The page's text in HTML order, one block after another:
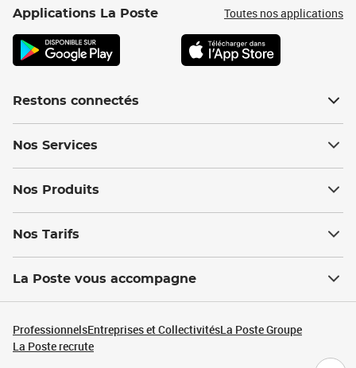
Applications La Poste Toutes nos applications
Restons connectés
Nos Services
Nos Produits
Nos Tarifs
La Poste vous accompagne
ProfessionnelsEntreprises et CollectivitésLa Poste Groupe
La Poste recrute